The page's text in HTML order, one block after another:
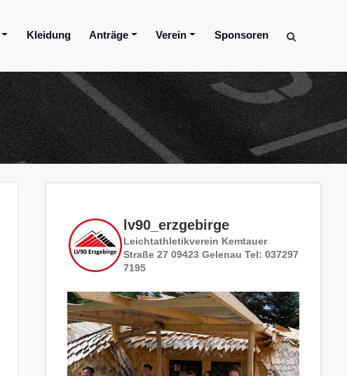
Kleidung Anträge Verein Sponsoren
lv90_erzgebirge
Leichtathletikverein Kemtauer
Straße 27 09423 Gelenau Tel: 037297
7195